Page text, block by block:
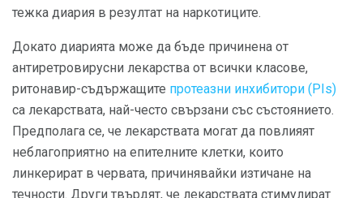
тежка диария в резултат на наркотиците.
Докато диарията може да бъде причинена от
антиретровирусни лекарства от всички класове,
ритонавир-съдържащите протеазни инхибитори (PIs)
са лекарствата, най-често свързани със състоянието.
Предполага се, че лекарствата могат да повлияят
неблагоприятно на епителните клетки, които
линкерират в червата, причинявайки изтичане на
течности. Други твърдят, че лекарствата стимулират